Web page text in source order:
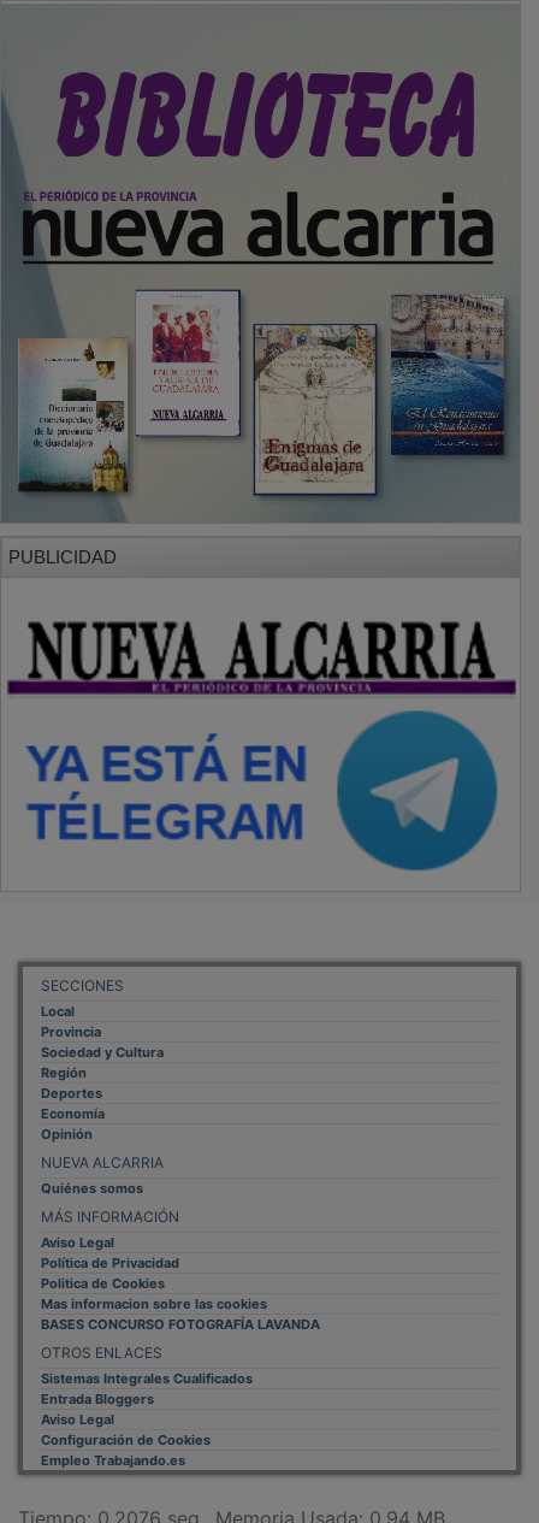
SECCIONES
Local
Provincia
Sociedad y Cultura
Región
Deportes
Economía
Opinión
NUEVA ALCARRIA
Quiénes somos
MÁS INFORMACIÓN
Aviso Legal
Política de Privacidad
Politica de Cookies
Mas informacion sobre las cookies
BASES CONCURSO FOTOGRAFÍA LAVANDA
Sistemas Integrales Cualificados
Entrada Bloggers
Aviso Legal
Configuración de Cookies
Empleo Trabajando.es